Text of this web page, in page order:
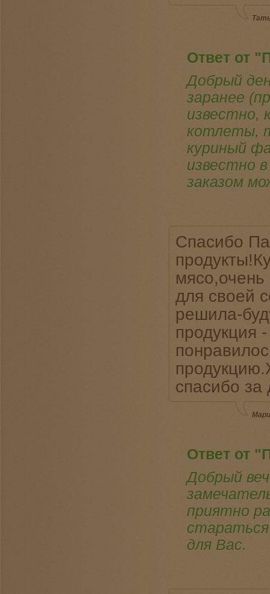
Ответ от
Добрый
заранее
известно,
котлеты,
куриный
известно
заказом
Спасибо
мясо,очень
для своей
решила-
продукция
спасибо за
Ответ от
Добрый
приятно
для Вас.